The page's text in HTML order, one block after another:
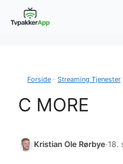
Forside - Streaming Tjenester
C MORE
Kristian Ole Rørbye·18.